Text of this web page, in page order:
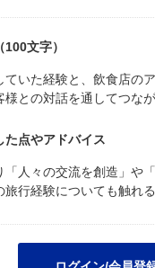
文字）
いた経験と、飲食店の
との対話を通してつな
た点やアドバイス
人々の交流を創造」や
行経験についても触れ